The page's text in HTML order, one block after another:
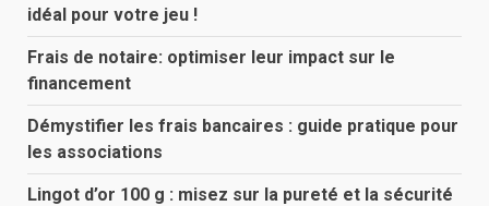
idéal pour votre jeu !
Frais de notaire: optimiser leur impact sur le
financement
Démystifier les frais bancaires : guide pratique pour
les associations
Lingot d’or 100 g : misez sur la pureté et la sécurité